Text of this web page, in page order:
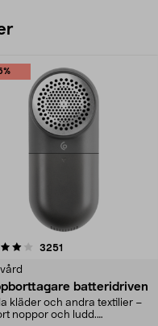
3251
batteridriven
kläder och andra textilier –
noppor och ludd.
4.5av 5 stjärnor